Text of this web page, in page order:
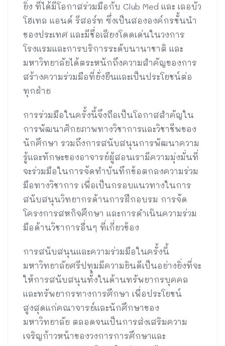
ยิ่ง ที่ได้มีโอกาสร่วมมือกับ Club Med และ เลอบัว
โฮเทล แอนด์ รีสอร์ท ซึ่งเป็นสององค์กรชั้นนำ
ของประเทศ และมีชื่อเสียงโดดเด่นในวงการ
โรงแรมและการบริการระดับนานาชาติ และ
มหาวิทยาลัยได้ตระหนักถึงความสำคัญของการ
สร้างความร่วมมือที่ยั่งยืนและเป็นประโยชน์ต่อ
ทุกฝ่าย
การร่วมมือในครั้งนี้จึงถือเป็นโอกาสสำคัญใน
การพัฒนาศักยภาพทางวิชาการและวิชาชีพของ
นักศึกษา รวมถึงการสนับสนุนการพัฒนาความ
รู้และทักษะของอาจารย์ผู้สอนเรามีความมุ่งมั่นที่
จะร่วมมือในการจัดทำบันทึกข้อตกลงความร่วม
มือทางวิชาการ เพื่อเป็นกรอบแนวทางในการ
สนับสนุนวิทยากรด้านการฝึกอบรม การจัด
โครงการสหกิจศึกษา และการดำเนินความร่วม
มือด้านวิชาการอื่นๆ ที่เกี่ยวข้อง
การสนับสนุนและความร่วมมือในครั้งนี้
มหาวิทยาลัยศรีปทุมมีความยินดีเป็นอย่างยิ่งที่จะ
ให้การสนับสนุนทั้งในด้านทรัพยากรบุคคล
และทรัพยากรทางการศึกษา เพื่อประโยชน์
สูงสุดแก่คณาจารย์และนักศึกษาของ
มหาวิทยาลัย ตลอดจนเป็นการส่งเสริมความ
เจริญก้าวหน้าของวงการการศึกษาและ